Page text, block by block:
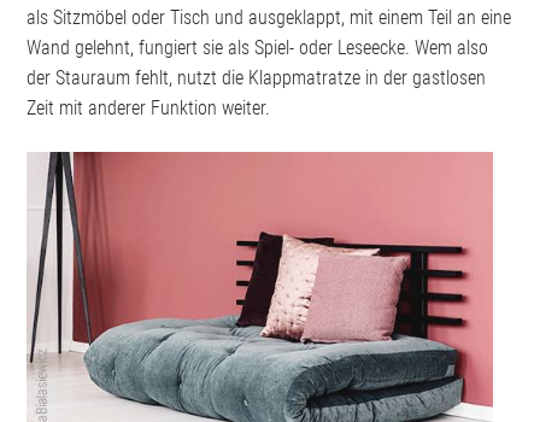
als Sitzmöbel oder Tisch und ausgeklappt, mit einem Teil an eine
Wand gelehnt, fungiert sie als Spiel- oder Leseecke. Wem also
der Stauraum fehlt, nutzt die Klappmatratze in der gastlosen
Zeit mit anderer Funktion weiter.